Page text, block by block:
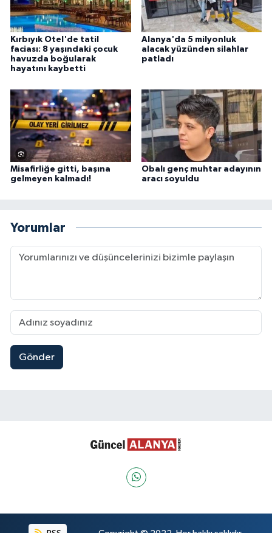
Kırbıyık Otel'de tatil
faciası: 8 yaşındaki çocuk
havuzda boğularak
hayatını kaybetti
Alanya'da 5 milyonluk
alacak yüzünden silahlar
patladı
Misafirliğe gitti, başına
gelmeyen kalmadı!
Obalı genç muhtar adayının
aracı soyuldu
Yorumlar
Gönder